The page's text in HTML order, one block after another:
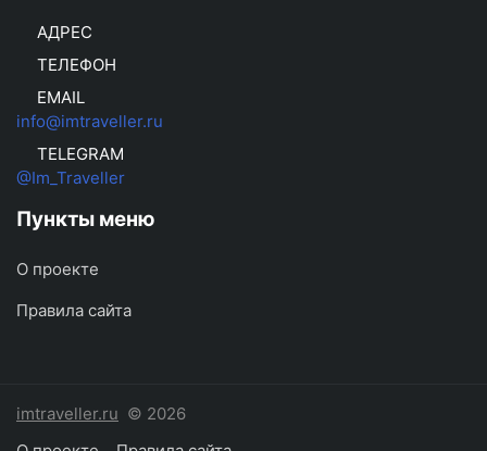
АДРЕС
ТЕЛЕФОН
EMAIL
info@imtraveller.ru
TELEGRAM
@Im_Traveller
Пункты меню
О проекте
Правила сайта
imtraveller.ru © 2026